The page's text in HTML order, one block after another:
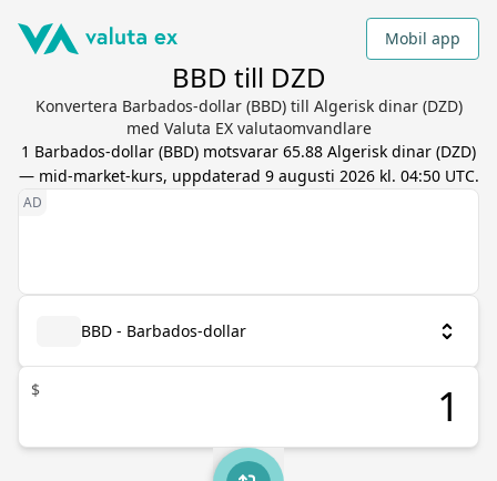
Mobil app
BBD till DZD
Konvertera Barbados-dollar (BBD) till Algerisk dinar (DZD)
med Valuta EX valutaomvandlare
1 Barbados-dollar (BBD) motsvarar 65.88 Algerisk dinar (DZD)
— mid-market-kurs, uppdaterad 9 augusti 2026 kl. 04:50 UTC.
BBD - Barbados-dollar
$